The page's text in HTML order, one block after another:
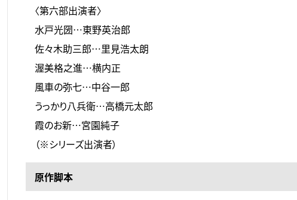
〈第六部出演者〉
水戸光圀…東野英治郎
佐々木助三郎…里見浩太朗
渥美格之進…横内正
風車の弥七…中谷一郎
うっかり八兵衛…高橋元太郎
霞のお新…宮園純子
（※シリーズ出演者）
原作脚本